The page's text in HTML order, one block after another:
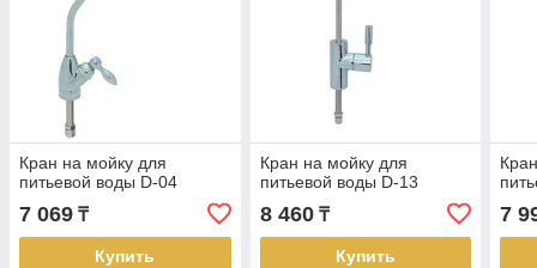
Кран на мойку для
питьевой воды D-04
7 069 ₸
Купить
Кран на мойку для
питьевой воды D-13
8 460₸
Купить
7